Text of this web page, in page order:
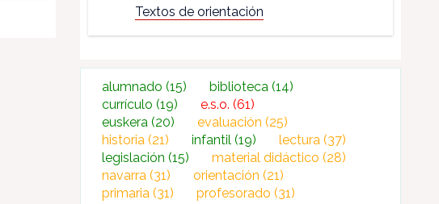
Textos de orientación
alumnado(15) biblioteca(14)
currículo(19) e.s.o.(61)
euskera(20) evaluación(25)
historia(21) infantil(19) lectura(37)
legislación(15) material didáctico(28)
navarra(31) orientación(21)
primaria(31) profesorado(31)